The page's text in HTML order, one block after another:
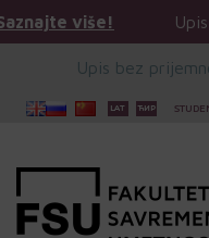
Upis bez
Upis bez